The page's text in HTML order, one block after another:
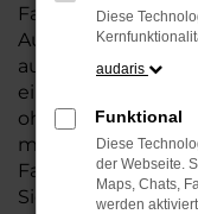
Fahrzeug suchen.
Ausstattung, der
ausgezeichneten
eine
ohne auf Komfort
müssen. Ob im
Fahrten, der A4
Sicherheit und
Diese
audaris
Funktional
Diese
der Webseite.
Maps, Chats,
werden